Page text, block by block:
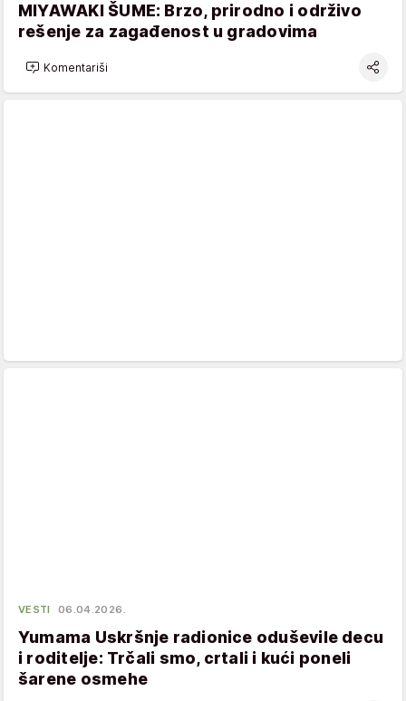
MIYAWAKI ŠUME: Brzo, prirodno i održivo
rešenje za zagađenost u gradovima
Komentariši
VESTI 06.04.2026.
Yumama Uskršnje radionice oduševile decu
i roditelje: Trčali smo, crtali i kući poneli
šarene osmehe